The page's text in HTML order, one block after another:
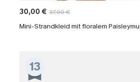
30,00 € 37,00 €
Mini-Strandkleid mit floralem
13